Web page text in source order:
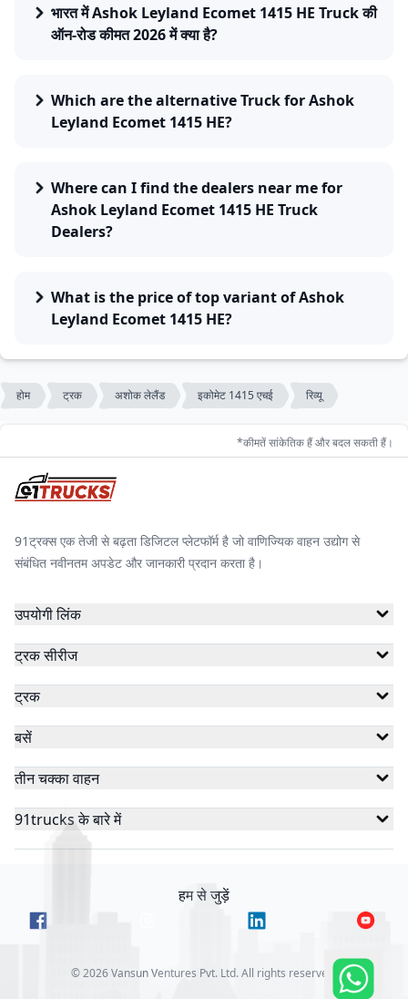
भारत में Ashok Leyland Ecomet 1415 HE Truck की
ऑन-रोड कीमत 2026 में क्या है?
Which are the alternative Truck for Ashok
Leyland Ecomet 1415 HE?
Where can I find the dealers near me for
Ashok Leyland Ecomet 1415 HE Truck
Dealers?
What is the price of top variant of Ashok
Leyland Ecomet 1415 HE?
होम ट्रक अशोक लेलैंड इकोमेट 1415 एचई रिव्यू
*कीमतें सांकेतिक हैं और बदल सकती हैं।
91ट्रक्स एक तेजी से बढ़ता डिजिटल प्लेटफॉर्म है जो वाणिज्यिक वाहन उद्योग से
संबंधित नवीनतम अपडेट और जानकारी प्रदान करता है।
उपयोगी लिंक
ट्रक सीरीज
ट्रक
बसें
तीन चक्का वाहन
91trucks के बारे में
हम से जुड़ें
©2026Vansun Ventures Pvt. Ltd. All rights reserved.